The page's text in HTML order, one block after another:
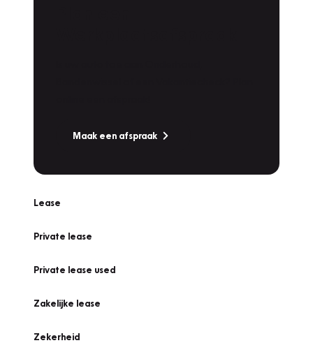
Maak een afspraak
Lease
Private lease
Private lease used
Zakelijke lease
Zekerheid